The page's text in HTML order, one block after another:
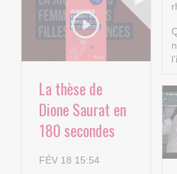
La thèse de
Dione Saurat en
180 secondes
FÉV 18 15:54